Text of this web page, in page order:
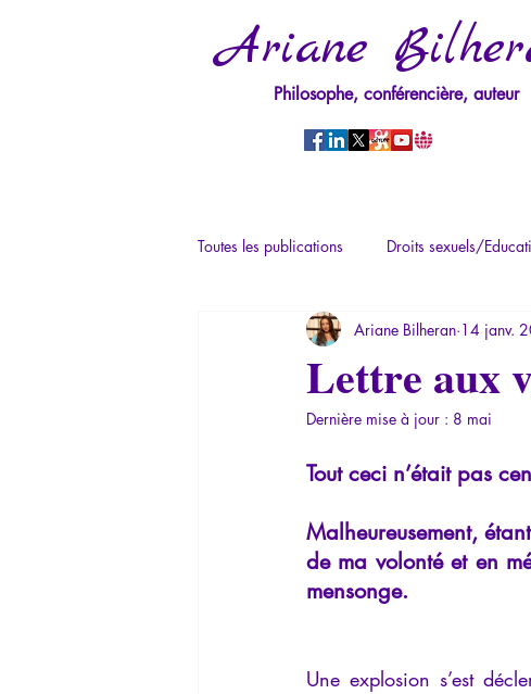
Ariane
Philosophe, conférencière, auteur
Toutes les publications Droits sexuels/
Mythologie - Savoir des Anciens
Psychopathologie du Pouvoir
Conférences Allemand
Lettre aux
Ariane Bilheran 14 janv.
Dernière mise à jour : 8 mai
Tout ceci n’était pas
Malheureusement,
de ma volonté et en
mensonge.
Une explosion s’est